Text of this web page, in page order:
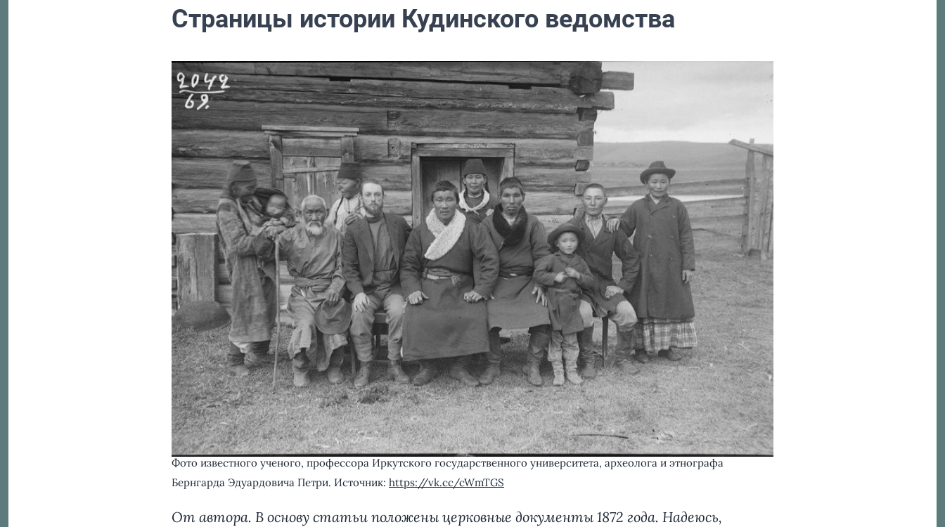
Страницы истории Кудинского ведомства
Фото известного ученого, профессора Иркутского государственного университета, археолога и этнографа
Бернгарда Эдуардовича Петри. Источник: https://vk.cc/cWmTGS
От автора. В основу статьи положены церковные документы 1872 года. Надеюсь,